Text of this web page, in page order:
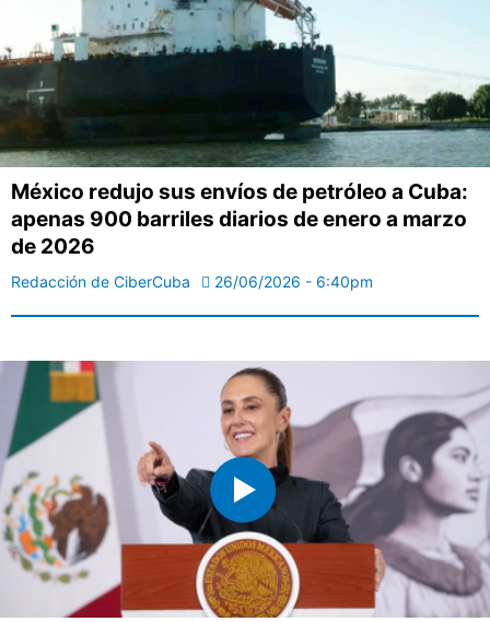
México redujo sus envíos de petróleo a Cuba:
apenas 900 barriles diarios de enero a marzo
de 2026
Redacción de CiberCuba 26/06/2026 - 6:40pm